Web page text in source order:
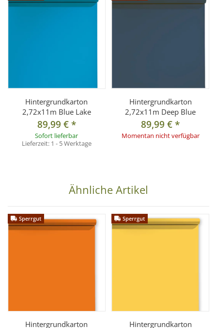
Hintergrundkarton
2,72x11m Blue Lake
89,99 €*
Sofort lieferbar
Lieferzeit: 1 - 5 Werktage
Hintergrundkarton
2,72x11m Deep Blue
89,99 €*
Momentan nicht verfügbar
Ähnliche Artikel
Sperrgut
Hintergrundkarton
Sperrgut
Hintergrundkarton